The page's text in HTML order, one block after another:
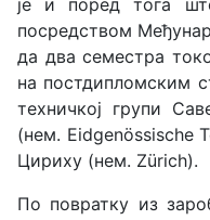
посредством
да два семестра
на постдипломским
техничкој групи
(нем. Eidgenössische
Цириху (нем. Zürich).
По повратку из